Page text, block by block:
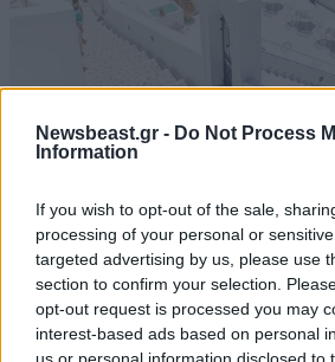
Newsbeast.gr - Do Not Process
Information
If you wish to opt-out of the sale,
processing of your personal or
targeted advertising by us, please use
section to confirm your selection.
opt-out request is processed you may
interest-based ads based on personal
us or personal information disclosed to
Στους πρωταγωνιστές του